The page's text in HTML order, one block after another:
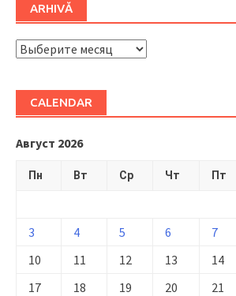
ARHIVĂ
ARHIVĂ
CALENDAR
Август 2026
Пн Вт Ср Чт Пт
3
4 5 6 7
10
11 12 13 14
17
18 19 20 21